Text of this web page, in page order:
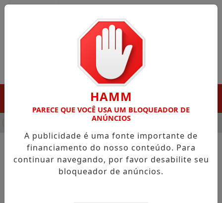
EM PORTO GRANDE COM ATUAÇÃO VOLTADA
NOTÍCIAS/ECONOMIA
App 99 desenvolve tecnologia
HAMM
PARECE QUE VOCÊ USA UM BLOQUEADOR DE
ANÚNCIOS
A publicidade é uma fonte importante de
financiamento do nosso conteúdo. Para
continuar navegando, por favor desabilite seu
bloqueador de anúncios.